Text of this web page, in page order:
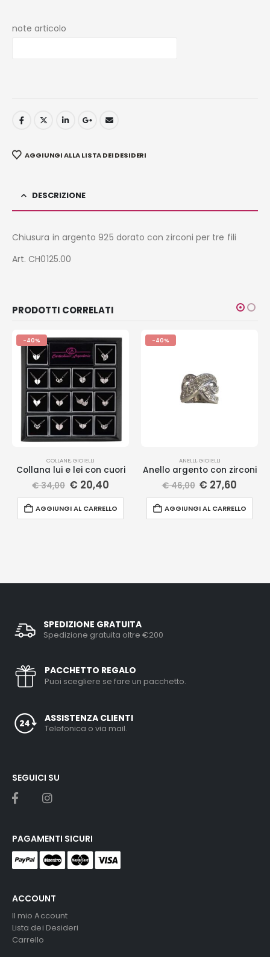
note articolo
AGGIUNGI ALLA LISTA DEI DESIDERI
DESCRIZIONE
Chiusura in argento 925 dorato con zirconi per tre fili
Art. CH0125.00
PRODOTTI CORRELATI
-40%
COLLANE,GIOIELLI
Collana lui e lei con cuori
€34,00 € 20,40
AGGIUNGI AL CARRELLO
-40%
ANELLI,GIOIELLI
Anello argento con zirconi
€46,00 € 27,60
AGGIUNGI AL CARRELLO
SPEDIZIONE GRATUITA
Spedizione gratuita oltre €200
PACCHETTO REGALO
Puoi scegliere se fare un pacchetto.
ASSISTENZA CLIENTI
Telefonica o via mail.
ACCOUNT
Il mio Account
Lista dei Desideri
Carrello
SEGUICI SU
PAGAMENTI SICURI